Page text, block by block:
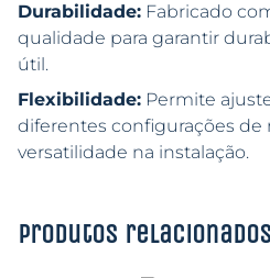
Durabilidade: Fabricado
qualidade para garantir
útil.
Flexibilidade: Permite
diferentes configurações de
versatilidade na instalação.
Produtos relacionados